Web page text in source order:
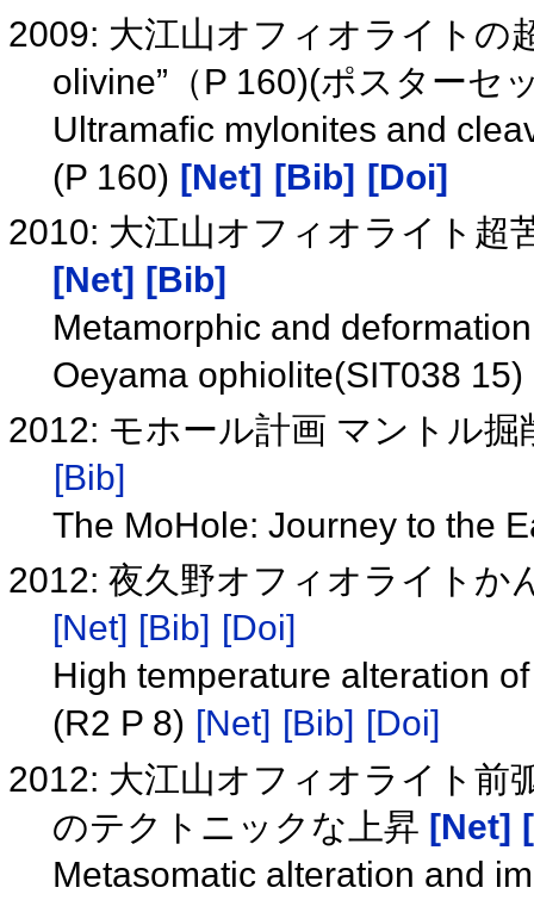
2009: 大江山オフィオライトの
olivine”（P 160)(ポスターセ
Ultramafic mylonites and
(P 160) [Net] [Bib]
[Doi]
2010: 大江山オフィオライト超
[Net] [Bib]
Metamorphic and
Oeyama ophiolite(SIT038 15)
2012: モホール計画 マントル
[Bib]
The MoHole: Journey to the
2012: 夜久野オフィオライトか
[Net] [Bib] [Doi]
High temperature alteration
(R2 P 8) [Net] [Bib] [Doi]
2012: 大江山オフィオライト前
のテクトニックな上昇 [Net]
Metasomatic alteration and